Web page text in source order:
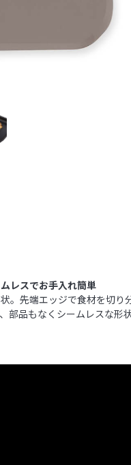
レスでお手入れ簡単
。先端エッジで食材を切り
部品もなくシームレスな形